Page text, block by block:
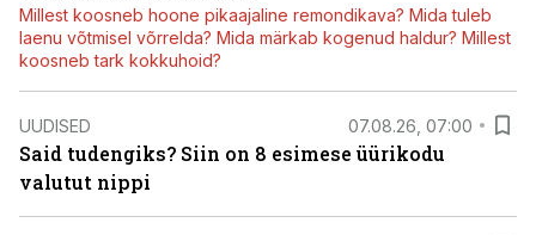
Millest koosneb hoone pikaajaline remondikava? Mida tuleb
laenu võtmisel võrrelda? Mida märkab kogenud haldur? Millest
koosneb tark kokkuhoid?
UUDISED 07.08.26, 07:00
Said tudengiks? Siin on 8 esimese üürikodu
valutut nippi